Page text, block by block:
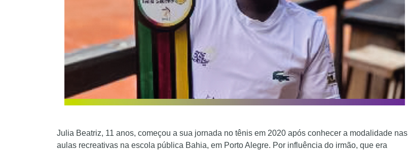
Julia Beatriz, 11 anos, começou a sua jornada no tênis em 2020 após conhecer a modalidade nas
aulas recreativas na escola pública Bahia, em Porto Alegre. Por influência do irmão, que era